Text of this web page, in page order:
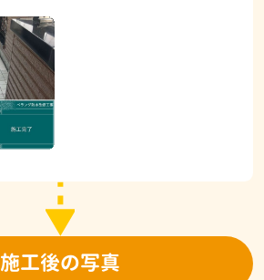
施工後の写真